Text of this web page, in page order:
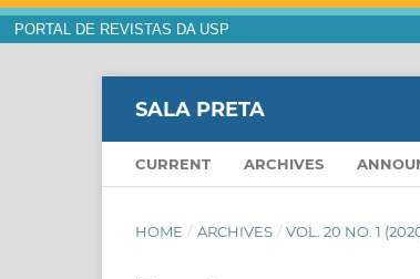
PORTAL DE REVISTAS DA USP
SALA PRETA
CURRENT ARCHIVES
HOME / ARCHIVES / VOL. 20 NO. 1